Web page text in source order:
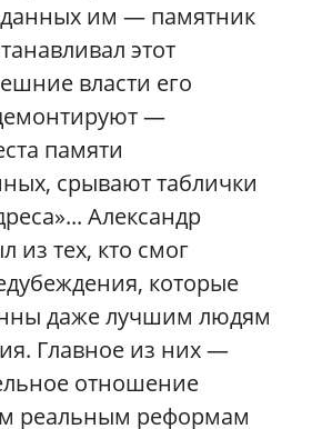
им — памятник
этот
власти его
—
памяти
срывают таблички
Александр
из тех, кто смог
которые
даже лучшим людям
Главное из них —
отношение
реальным реформам